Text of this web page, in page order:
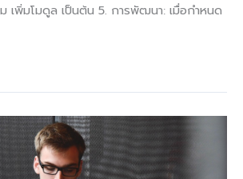
เพิ่มโมดูล เป็นต้น 5. การพัฒนา: เมื่อกำหนด